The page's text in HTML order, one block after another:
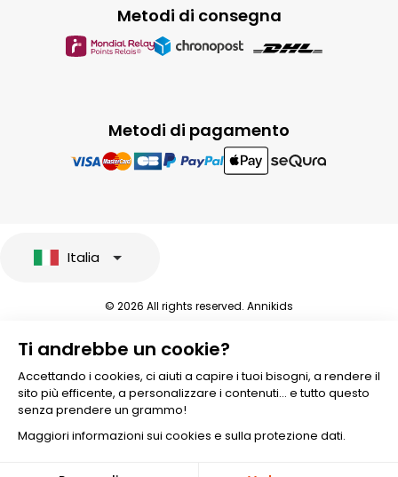
Metodi di pagamento
Metodi di consegna
Ti andrebbe un cookie?
Accettando i cookies, ci aiuti a capire i tuoi bisogni, a rendere il
sito più efficente, a personalizzare i contenuti... e tutto questo
senza prendere un grammo!
Maggiori informazioni sui cookies e sulla protezione dati.
Italia
© 2026 All rights reserved. Annikids